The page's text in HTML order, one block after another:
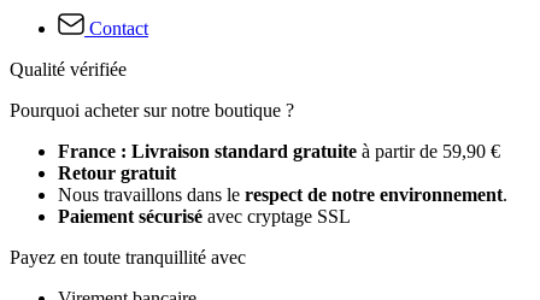
Contact
Qualité vérifiée
Pourquoi acheter sur notre boutique ?
France : Livraison standard gratuite à partir de 59,90 €
Retour gratuit
Nous travaillons dans le respect de notre environnement.
Paiement sécurisé avec cryptage SSL
Payez en toute tranquillité avec